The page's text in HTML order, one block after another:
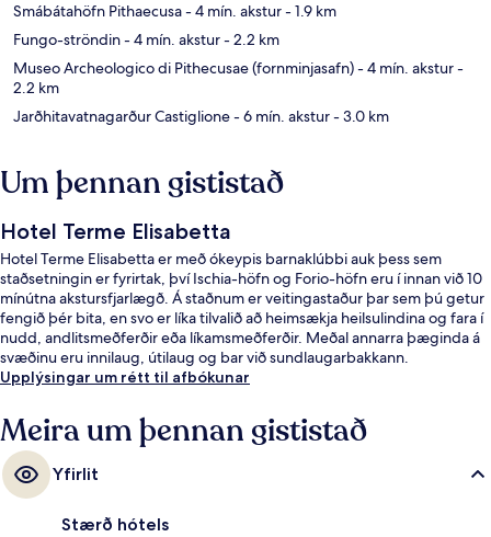
Smábátahöfn Pithaecusa- 4 mín. akstur- 1.9 km
Fungo-ströndin- 4 mín. akstur- 2.2 km
Museo Archeologico di Pithecusae (fornminjasafn)- 4 mín. akstur-
2.2 km
Jarðhitavatnagarður Castiglione- 6 mín. akstur- 3.0 km
Um þennan gististað
Hotel Terme Elisabetta
Hotel Terme Elisabetta er með ókeypis barnaklúbbi auk þess sem
staðsetningin er fyrirtak, því Ischia-höfn og Forio-höfn eru í innan við 10
mínútna akstursfjarlægð. Á staðnum er veitingastaður þar sem þú getur
fengið þér bita, en svo er líka tilvalið að heimsækja heilsulindina og fara í
nudd, andlitsmeðferðir eða líkamsmeðferðir. Meðal annarra þæginda á
svæðinu eru innilaug, útilaug og bar við sundlaugarbakkann.
Upplýsingar um rétt til afbókunar
Meira um þennan gististað
Yfirlit
Stærð hótels